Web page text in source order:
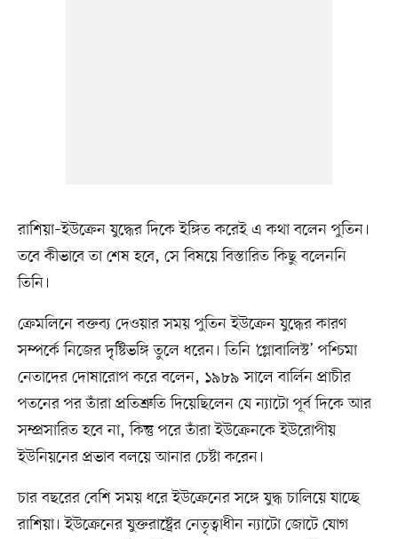
রাশিয়া–ইউক্রেন যুদ্ধের দিকে ইঙ্গিত করেই এ কথা বলেন পুতিন।
তবে কীভাবে তা শেষ হবে, সে বিষয়ে বিস্তারিত কিছু বলেননি
তিনি।
ক্রেমলিনে বক্তব্য দেওয়ার সময় পুতিন ইউক্রেন যুদ্ধের কারণ
সম্পর্কে নিজের দৃষ্টিভঙ্গি তুলে ধরেন। তিনি ‘গ্লোবালিস্ট’ পশ্চিমা
নেতাদের দোষারোপ করে বলেন, ১৯৮৯ সালে বার্লিন প্রাচীর
পতনের পর তাঁরা প্রতিশ্রুতি দিয়েছিলেন যে ন্যাটো পূর্ব দিকে আর
সম্প্রসারিত হবে না, কিন্তু পরে তাঁরা ইউক্রেনকে ইউরোপীয়
ইউনিয়নের প্রভাব বলয়ে আনার চেষ্টা করেন।
চার বছরের বেশি সময় ধরে ইউক্রেনের সঙ্গে যুদ্ধ চালিয়ে যাচ্ছে
রাশিয়া। ইউক্রেনের যুক্তরাষ্ট্রের নেতৃত্বাধীন ন্যাটো জোটে যোগ